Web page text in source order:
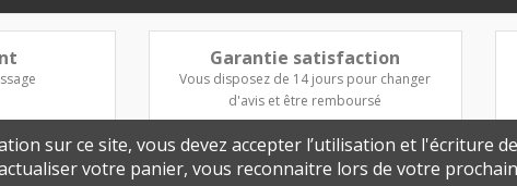
Garantie satisfaction
Vous disposez de 14 jours pour changer
d'avis et être remboursé
sur ce site, vous devez accepter l’utilisation et l'écriture
votre panier, vous reconnaitre lors de votre